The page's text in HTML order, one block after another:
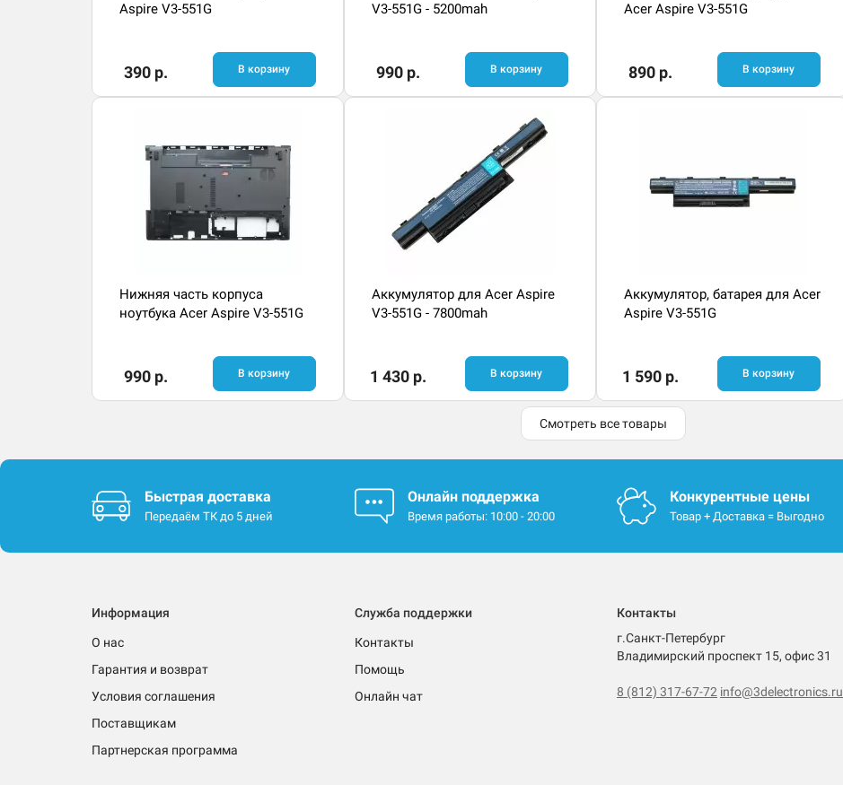
Aspire V3-551G
390 р. В корзину
V3-551G - 5200mah
990 р. В корзину
Acer Aspire V3-551G
890 р. В корзину
Нижняя часть корпуса
ноутбука Acer Aspire V3-551G
990 р. В корзину
Аккумулятор для Acer Aspire
V3-551G - 7800mah
1 430 р. В корзину
Аккумулятор, батарея для Acer
Aspire V3-551G
1 590 р. В корзину
Смотреть все товары
Быстрая доставка
Передаём ТК до 5 дней
Онлайн поддержка
Время работы: 10:00 - 20:00
Конкурентные цены
Товар + Доставка = Выгодно
Информация
О нас
Гарантия и возврат
Условия соглашения
Поставщикам
Партнерская программа
Служба поддержки
Контакты
Помощь
Онлайн чат
Контакты
г.Санкт-Петербург
Владимирский проспект 15, офис 31
8 (812) 317-67-72 info@3delectronics.ru